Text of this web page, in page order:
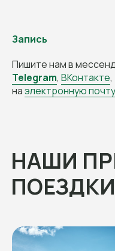
Запись
Пишите нам в
Telegram, ВКонтакте,
наэлектронную почту